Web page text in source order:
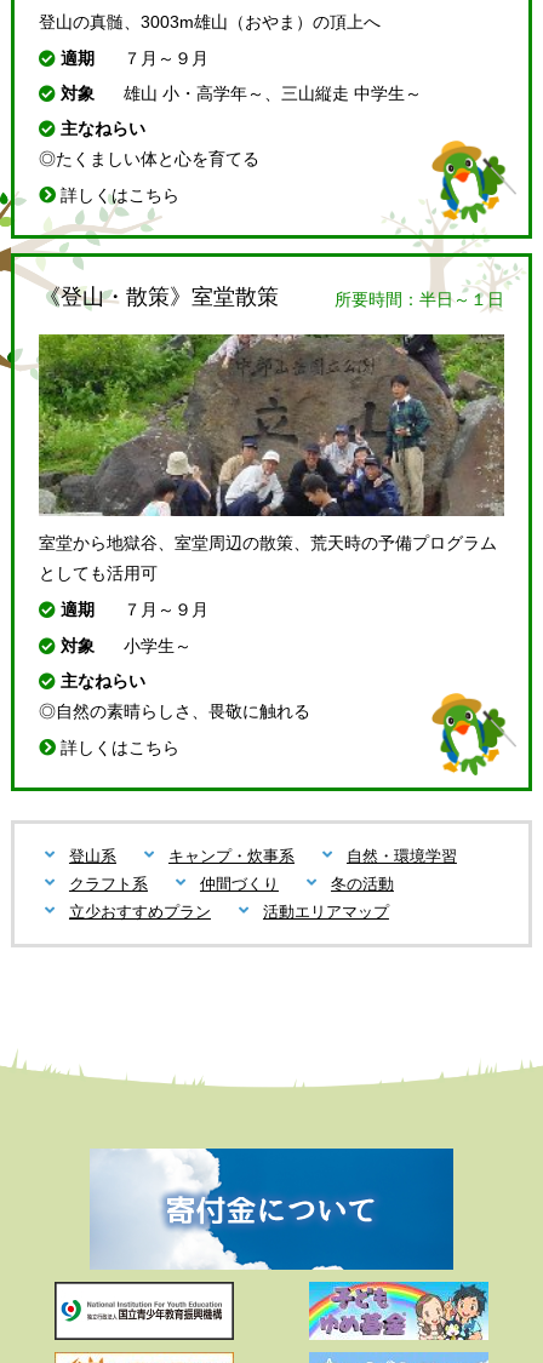
登山の真髄、3003m雄山（おやま）の頂上へ
適期
７月～９月
対象
雄山 小・高学年～、三山縦走 中学生～
主なねらい
◎たくましい体と心を育てる
詳しくはこちら
《登山・散策》室堂散策 所要時間：半日～１日
室堂から地獄谷、室堂周辺の散策、荒天時の予備プログラム
としても活用可
適期
７月～９月
対象
小学生～
主なねらい
◎自然の素晴らしさ、畏敬に触れる
詳しくはこちら
登山系 キャンプ・炊事系
自然・環境学習
クラフト系
仲間づくり
冬の活動
立少おすすめプラン
活動エリアマップ